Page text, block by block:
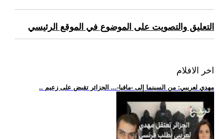
التعليق والتصويت على الموضوع في الموقع الرئيسي
اخر الافلام
.. مهدي لعريبي: من السينما إلى -مافيا-... الجزائر تقبض على زعيم